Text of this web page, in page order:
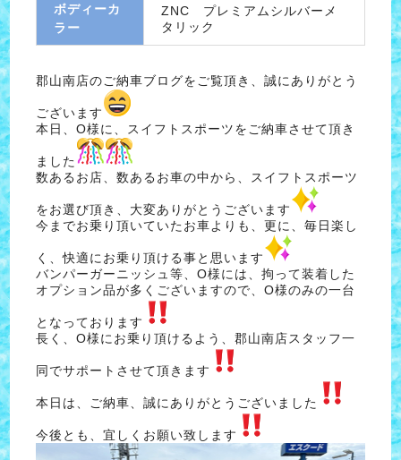
ボディーカ
ラー
ZNC プレミアムシルバーメ
タリック
郡山南店のご納車ブログをご覧頂き、誠にありがとう
ございます
本日、O様に、スイフトスポーツをご納車させて頂き
ました
数あるお店、数あるお車の中から、スイフトスポーツ
をお選び頂き、大変ありがとうございます
今までお乗り頂いていたお車よりも、更に、毎日楽し
く、快適にお乗り頂ける事と思います
バンパーガーニッシュ等、O様には、拘って装着した
オプション品が多くございますので、O様のみの一台
となっております
長く、O様にお乗り頂けるよう、郡山南店スタッフ一
同でサポートさせて頂きます
本日は、ご納車、誠にありがとうございました
今後とも、宜しくお願い致します